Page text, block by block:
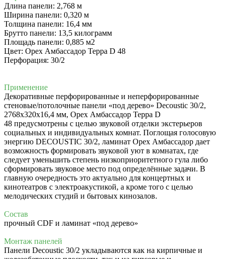
Длина панели: 2,768 м
Ширина панели: 0,320 м
Толщина панели: 16,4 мм
Брутто панели: 13,5 килограмм
Площадь панели: 0,885 м2
Цвет: Орех Амбассадор Терра D 48
Перфорация: 30/2
Применение
Декоративные перфорированные и неперфорированные
стеновые/потолочные панели «под дерево» Decoustic 30/2,
2768x320x16,4 мм, Орех Амбассадор Терра D
48 предусмотрены с целью звуковой отделки экстерьеров
социальных и индивидуальных комнат. Поглощая голосовую
энергию DECOUSTIC 30/2, ламинат Орех Амбассадор дает
возможность формировать звуковой уют в комнатах, где
следует уменьшить степень низкоприоритетного гула либо
сформировать звуковое место под определённые задачи. В
главную очередность это актуально для концертных и
кинотеатров с электроакустикой, а кроме того с целью
мелодических студий и бытовых кинозалов.
Состав
прочный CDF и ламинат «под дерево»
Монтаж панелей
Панели Decoustic 30/2 укладываются как на кирпичные и